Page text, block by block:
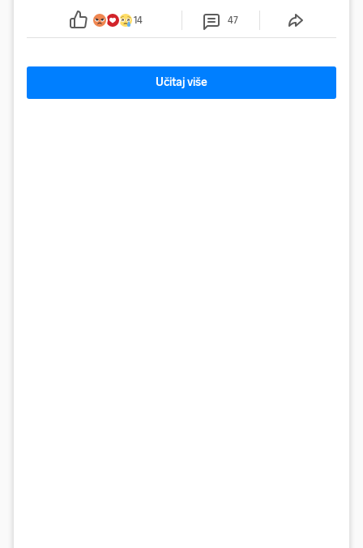
snazi ​​više od jedan sat.
14 47
Učitaj više